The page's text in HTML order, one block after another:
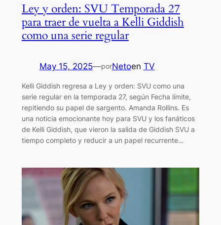
Ley y orden: SVU Temporada 27
para traer de vuelta a Kelli Giddish
como una serie regular
May 15, 2025—porNetoen TV
Kelli Giddish regresa a Ley y orden: SVU como una
serie regular en la temporada 27, según Fecha límite,
repitiendo su papel de sargento. Amanda Rollins. Es
una noticia emocionante hoy para SVU y los fanáticos
de Kelli Giddish, que vieron la salida de Giddish SVU a
tiempo completo y reducir a un papel recurrente…